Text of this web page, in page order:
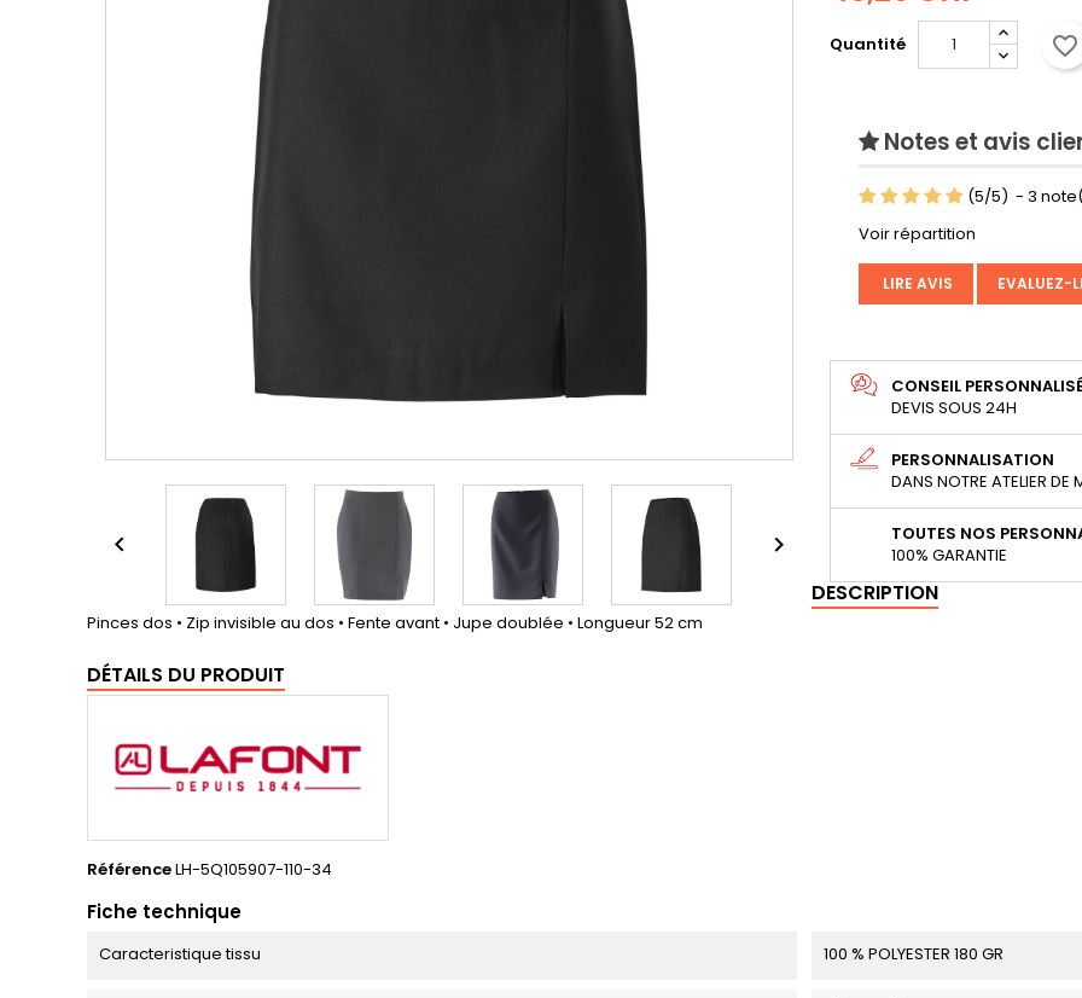
 
Quantité favorite_border
Notes et avis
(5/5) - 3
Voir répartition
LIRE AVIS EVALUEZ-
CONSEIL
DEVIS SOUS 24H
PERSONNALISATION
DANS NOTRE ATELIER DE
TOUTES NOS
100% GARANTIE
DESCRIPTION
Pinces dos • Zip invisible au dos • Fente avant • Jupe doublée • Longueur 52 cm
DÉTAILS DU PRODUIT
RéférenceLH-5Q105907-110-34
Fiche technique
Caracteristique tissu 100 % POLYESTER 180 GR